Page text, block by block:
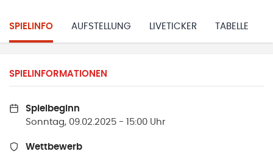
SPIELINFO AUFSTELLUNG LIVETICKER TABELLE
SPIELINFORMATIONEN
Spielbeginn
Sonntag, 09.02.2025 - 15:00 Uhr
Wettbewerb